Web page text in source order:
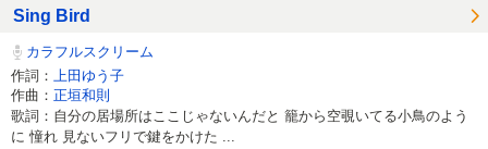
Sing Bird
カラフルスクリーム
作詞：
上田ゆう子
作曲： 正垣和則
歌詞：自分の居場所はここじゃないんだと 籠から空覗いてる小鳥のよう
に 憧れ 見ないフリで鍵をかけた ...